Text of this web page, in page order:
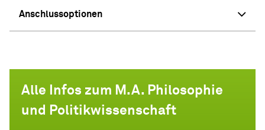
Anschlussoptionen
Alle Infos zum M.A. Philosophie
und Politikwissenschaft